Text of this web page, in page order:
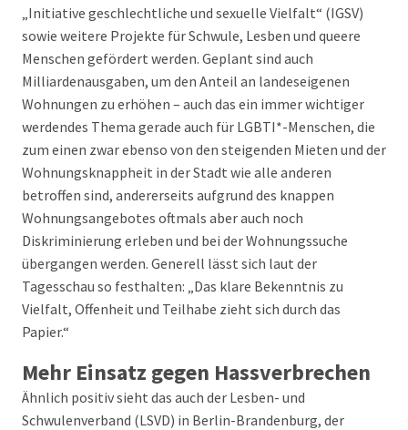
„Initiative geschlechtliche und sexuelle Vielfalt“ (IGSV)
sowie weitere Projekte für Schwule, Lesben und queere
Menschen gefördert werden. Geplant sind auch
Milliardenausgaben, um den Anteil an landeseigenen
Wohnungen zu erhöhen – auch das ein immer wichtiger
werdendes Thema gerade auch für LGBTI*-Menschen, die
zum einen zwar ebenso von den steigenden Mieten und der
Wohnungsknappheit in der Stadt wie alle anderen
betroffen sind, andererseits aufgrund des knappen
Wohnungsangebotes oftmals aber auch noch
Diskriminierung erleben und bei der Wohnungssuche
übergangen werden. Generell lässt sich laut der
Tagesschau so festhalten: „Das klare Bekenntnis zu
Vielfalt, Offenheit und Teilhabe zieht sich durch das
Papier.“
Mehr Einsatz gegen Hassverbrechen
Ähnlich positiv sieht das auch der Lesben- und
Schwulenverband (LSVD) in Berlin-Brandenburg, der